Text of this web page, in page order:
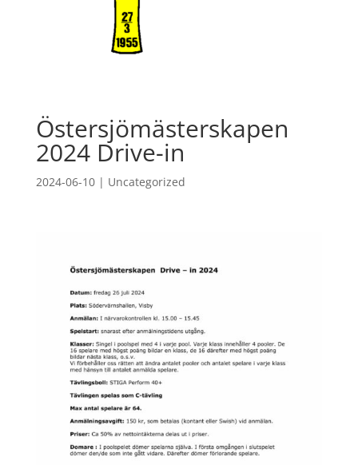
Östersjömästerskapen
2024 Drive-in
2024-06-10| Uncategorized